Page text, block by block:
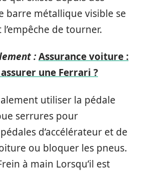
barre métallique visible se
de tourner.
:Assurance voiture :
une Ferrari ?
utiliser la pédale
serrures pour
d’accélérateur et de
ou bloquer les pneus.
à main Lorsqu’il est